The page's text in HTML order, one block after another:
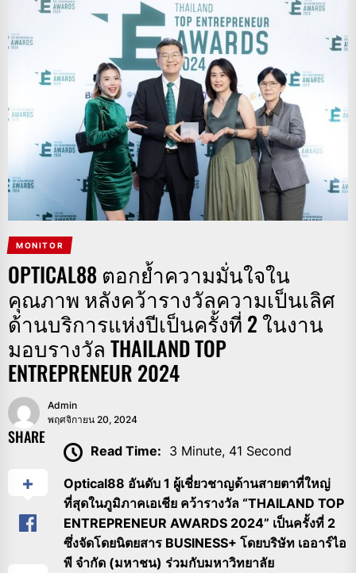
MONITOR
OPTICAL88 ตอกย้ำความมั่นใจใน
คุณภาพ หลังคว้ารางวัลความเป็นเลิศ
ด้านบริการแห่งปีเป็นครั้งที่ 2 ในงาน
มอบรางวัล THAILAND TOP
ENTREPRENEUR 2024
Admin
พฤศจิกายน 20, 2024
SHARE
Read Time: 3 Minute, 41 Second
Optical88 อันดับ 1 ผู้เชี่ยวชาญด้านสายตาที่ใหญ่
ที่สุดในภูมิภาคเอเชีย คว้ารางวัล “THAILAND TOP
ENTREPRENEUR AWARDS 2024” เป็นครั้งที่ 2
ซึ่งจัดโดยนิตยสาร BUSINESS+ โดยบริษัท เออาร์ไอ
พี จำกัด (มหาชน) ร่วมกับมหาวิทยาลัย